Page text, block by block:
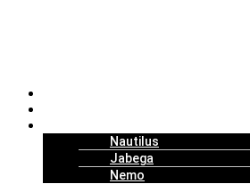
Nautilus
Jabega
Nemo